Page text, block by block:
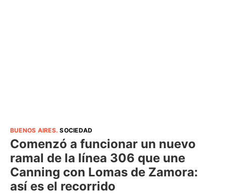
BUENOS AIRES.SOCIEDAD
Comenzó a funcionar un nuevo
ramal de la línea 306 que une
Canning con Lomas de Zamora:
así es el recorrido